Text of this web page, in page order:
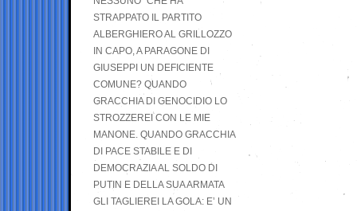
STRAPPATO IL PARTITO
ALBERGHIERO AL GRILLOZZO
IN CAPO, A PARAGONE DI
GIUSEPPI UN DEFICIENTE
COMUNE? QUANDO
GRACCHIA DI GENOCIDIO LO
STROZZEREI CON LE MIE
MANONE. QUANDO GRACCHIA
DI PACE STABILE E DI
DEMOCRAZIA AL SOLDO DI
PUTIN E DELLA SUA ARMATA
GLI TAGLIEREI LA GOLA: E’ UN